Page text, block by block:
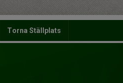
Torna Ställplats